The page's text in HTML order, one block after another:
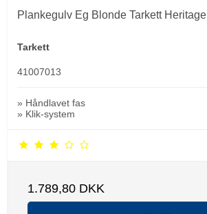
Plankegulv Eg Blonde Tarkett Heritage
Tarkett
41007013
» Håndlavet fas
» Klik-system
1.789,80 DKK